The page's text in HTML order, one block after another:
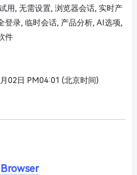
用, 无需设置, 浏览器会话, 实时产
登录, 临时会话, 产品分析, AI选项,
件
02日 PM04:01 (北京时间)